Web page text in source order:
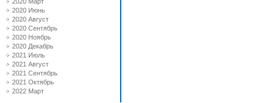
2020 Июнь
2020 Август
2020 Сентябрь
2020 Ноябрь
2020 Декабрь
2021 Июль
2021 Август
2021 Сентябрь
2021 Октябрь
2022 Март